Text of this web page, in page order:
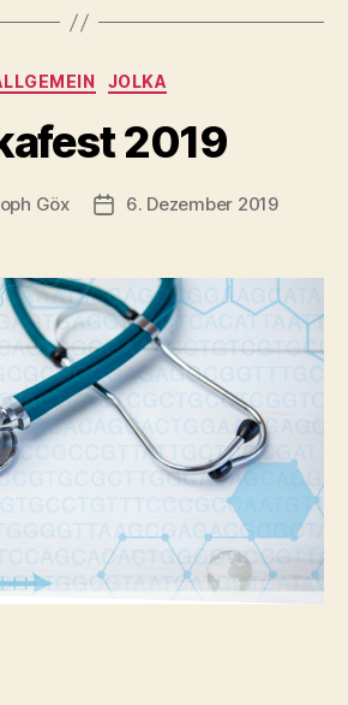
JOLKA
2019
Göx 6. Dezember 2019